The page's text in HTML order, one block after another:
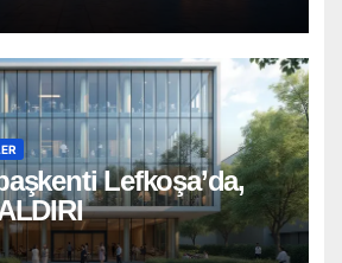
Lefkoşa’da,